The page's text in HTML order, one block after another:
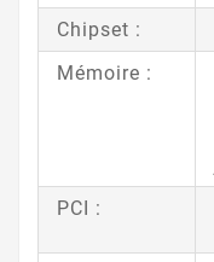
Chipset :
Mémoire :
PCI :